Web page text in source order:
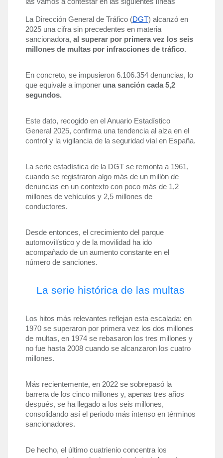
las vamos a contestar en las siguientes líneas
La Dirección General de Tráfico (DGT) alcanzó en
2025 una cifra sin precedentes en materia
sancionadora, al superar por primera vez los seis
millones de multas por infracciones de tráfico.
En concreto, se impusieron 6.106.354 denuncias, lo
que equivale a imponer una sanción cada 5,2
segundos.
Este dato, recogido en el Anuario Estadístico
General 2025, confirma una tendencia al alza en el
control y la vigilancia de la seguridad vial en España.
La serie estadística de la DGT se remonta a 1961,
cuando se registraron algo más de un millón de
denuncias en un contexto con poco más de 1,2
millones de vehículos y 2,5 millones de
conductores.
Desde entonces, el crecimiento del parque
automovilístico y de la movilidad ha ido
acompañado de un aumento constante en el
número de sanciones.
La serie histórica de las multas
Los hitos más relevantes reflejan esta escalada: en
1970 se superaron por primera vez los dos millones
de multas, en 1974 se rebasaron los tres millones y
no fue hasta 2008 cuando se alcanzaron los cuatro
millones.
Más recientemente, en 2022 se sobrepasó la
barrera de los cinco millones y, apenas tres años
después, se ha llegado a los seis millones,
consolidando así el periodo más intenso en términos
sancionadores.
De hecho, el último cuatrienio concentra los